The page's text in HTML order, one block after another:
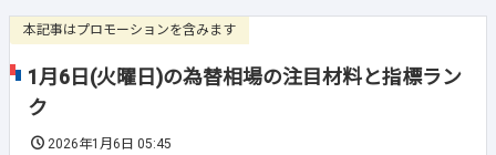
本記事はプロモーションを含みます
1月6日(火曜日)の為替相場の注目材料と指標ラン
ク
2026年1月6日 05:45